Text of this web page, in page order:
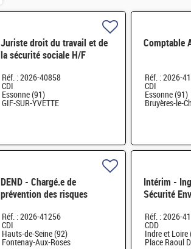
Juriste droit du travail et de
la sécurité sociale H/F
Réf. : 2026-40858
CDI
Essonne (91)
GIF-SUR-YVETTE
Comptable
Réf. : 2026-
CDI
Essonne (91)
Bruyères-le-
DEND - Chargé.e de
prévention des risques
en radioprotection H/F
Réf. : 2026-41256
CDI
Hauts-de-Seine (92)
Fontenay-Aux-Roses
Intérim -
Sécurité
Réf. : 2026-
CDD
Indre et Loire
Place Raoul